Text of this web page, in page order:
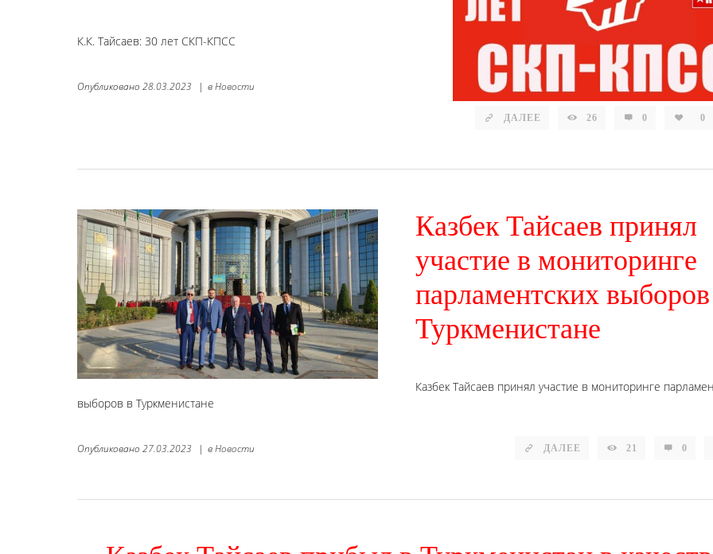
К.К. Тайсаев: 30 лет СКП-КПСС
ДАЛЕЕ 26 0 0
Опубликовано 28.03.2023 | вНовости
Казбек Тайсаев принял
участие в мониторинге
парламентских
Туркменистане
Казбек Тайсаев принял участие в мониторинге
выборов в Туркменистане
ДАЛЕЕ 21 0
Опубликовано 27.03.2023 | вНовости